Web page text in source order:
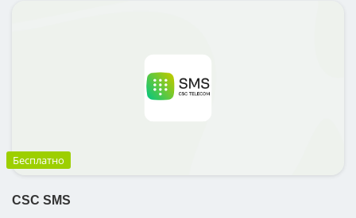
Бесплатно
CSC SMS